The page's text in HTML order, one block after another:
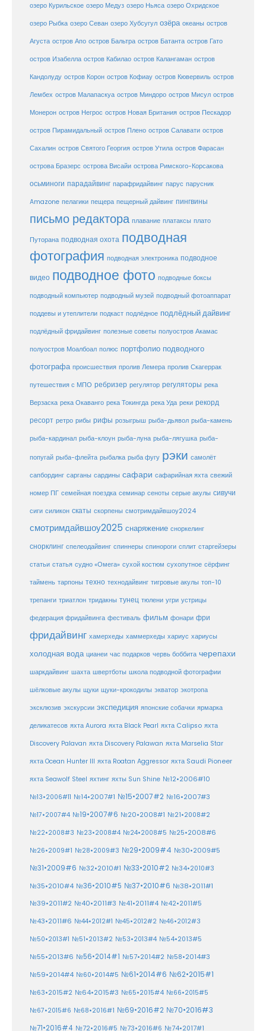
озеро Курильское озеро Медуз озеро Ньяса озеро Охридское
озеро Рыбка озеро Севан озеро Хубсугул озёра океаны остров
Агуста остров Апо остров Бальтра остров Батанта остров Гато
остров Изабелла остров Кабилао остров Калангаман остров
Кандолуду остров Корон остров Кофиау остров Кювервиль остров
Лембех остров Малапаскуа остров Миндоро остров Мисул остров
Монерон остров Негрос остров Новая Британия остров Пескадор
остров Пирамидальный остров Плено остров Салавати остров
Сахалин остров Святого Георгия остров Утила остров Фарасан
острова Бразерс острова Висайи острова Римского-Корсакова
осьминоги парадайвинг парафридайвинг парус парусник
Amazone пелагики пещера пещерный дайвинг пингвины
письмо редактора плавание платаксы плато
Путорана подводная охота подводная
фотография подводная электроника подводное
видео подводное фото подводные боксы
подводный компьютер подводный музей подводный фотоаппарат
поддевы и утеплители подкаст подлёдное подлёдный дайвинг
подлёдный фридайвинг полезные советы полуостров Акамас
полуостров Моалбоал полюс портфолио подводного
фотографа происшествия пролив Лемера пролив Скагеррак
путешествия с МПО ребризер регулятор регуляторы река
Верзаска река Окаванго река Токингда река Уда реки рекорд
ресорт ретро рибы рифы розыгрыш рыба-дьявол рыба-камень
рыба-кардинал рыба-клоун рыба-луна рыба-лягушка рыба-
попугай рыба-флейта рыбалка рыба фугу рэки самолёт
сапбординг сарганы сардины сафари сафарийная яхта свежий
номер ПГ семейная поездка семинар сеноты серые акулы сивучи
сиги силикон скаты скорпены смотримдайвшоу2024
смотримдайвшоу2025 снаряжение сноркелинг
снорклинг спелеодайвинг спиннеры спинороги сплит старгейзеры
статьи статья судно «Омега» сухой костюм сухопутное сёрфинг
таймень тарпоны техно технодайвинг тигровые акулы топ-10
трепанги триатлон тридакны тунец тюлени угри устрицы
федерация фридайвинга фестиваль фильм фонари фри
фридайвинг хамерхеды хаммерхеды хариус хариусы
холодная вода цианеи час подарков червь боббита черепахи
шаркдайвинг шахта швертботы школа подводной фотографии
шёлковые акулы щуки щуки-крокодилы экватор экотропа
эксклюзив экскурсии экспедиция японские собачки ярмарка
деликатесов яхта Aurora яхта Black Pearl яхта Calipso яхта
Discovery Palavan яхта Discovery Palawan яхта Marselia Star
яхта Ocean Hunter III яхта Roatan Aggressor яхта Saudi Pioneer
яхта Seawolf Steel яхтинг яхты Sun Shine №12•2006#10
№13•2006#11 №14•2007#1 №15•2007#2 №16•2007#3
№17•2007#4 №19•2007#6 №20•2008#1 №21•2008#2
№22•2008#3 №23•2008#4 №24•2008#5 №25•2008#6
№26•2009#1 №28•2009#3 №29•2009#4 №30•2009#5
№31•2009#6 №32•2010#1 №33•2010#2 №34•2010#3
№35•2010#4 №36•2010#5 №37•2010#6 №38•2011#1
№39•2011#2 №40•2011#3 №41•2011#4 №42•2011#5
№43•2011#6 №44•2012#1 №45•2012#2 №46•2012#3
№50•2013#1 №51•2013#2 №53•2013#4 №54•2013#5
№55•2013#6 №56•2014#1 №57•2014#2 №58•2014#3
№59•2014#4 №60•2014#5 №61•2014#6 №62•2015#1
№63•2015#2 №64•2015#3 №65•2015#4 №66•2015#5
№67•2015#6 №68•2016#1 №69•2016#2 №70•2016#3
№71•2016#4 №72•2016#5 №73•2016#6 №74•2017#1